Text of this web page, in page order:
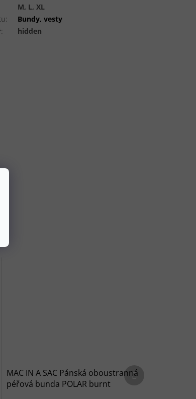
M, L, XL
:
Bundy, vesty
: hidden
MAC IN A SAC Pánská oboustranná
péřová bunda POLAR burnt
Další produkt